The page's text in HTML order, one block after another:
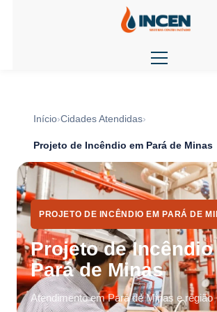
Início Cidades Atendidas
Projeto de Incêndio em Pará de Minas
PROJETO DE INCÊNDIO EM PARÁ DE
Projeto de Incêndio
Pará de Minas
Atendimento em Pará de Minas e região